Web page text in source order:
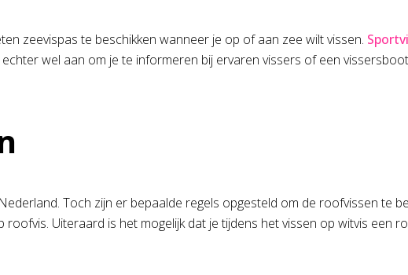
zeevispas te beschikken wanneer je op of aan zee wilt vissen.
wel aan om je te informeren bij ervaren vissers of een
Toch zijn er bepaalde regels opgesteld om de roofvissen te
Uiteraard is het mogelijk dat je tijdens het vissen op witvis een